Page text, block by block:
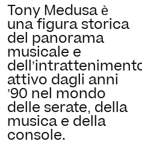
Tony Medusa è
una figura storica
del panorama
musicale e
attivo dagli anni
’90 nel mondo
delle serate, della
musica e della
console.